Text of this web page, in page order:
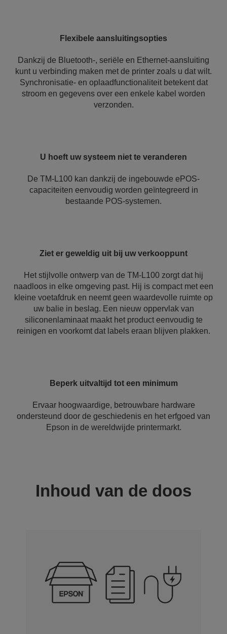
Flexibele aansluitingsopties
Dankzij de Bluetooth-, seriële en Ethernet-aansluiting
kunt u verbinding maken met de printer zoals u dat wilt.
Synchronisatie- en oplaadfunctionaliteit betekent dat
stroom en gegevens over een enkele kabel worden
verzonden.
U hoeft uw systeem niet te veranderen
De TM-L100 kan dankzij de ingebouwde ePOS-
capaciteiten eenvoudig worden geïntegreerd in
bestaande POS-systemen.
Ziet er geweldig uit bij uw verkooppunt
Het stijlvolle ontwerp van de TM-L100 zorgt dat hij
naadloos in elke omgeving past. Hij is compact met een
kleine voetafdruk en neemt geen waardevolle ruimte op
uw balie in beslag. Een nieuw oppervlak van
siliconenlaminaat maakt het product eenvoudig te
reinigen en voorkomt dat labels eraan blijven plakken.
Beperk uitvaltijd tot een minimum
Ervaar hoogwaardige, betrouwbare hardware
ondersteund door de geschiedenis en het erfgoed van
Epson in de wereldwijde printermarkt.
Inhoud van de doos